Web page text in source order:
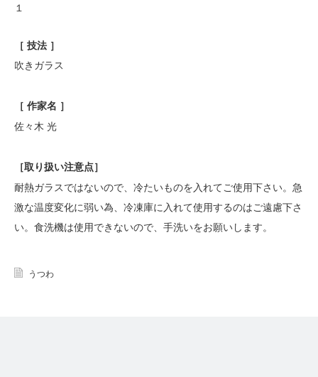
１
［ 技法 ］
吹きガラス
［ 作家名 ］
佐々木 光
［取り扱い注意点］
耐熱ガラスではないので、冷たいものを入れてご使用下さい。急
激な温度変化に弱い為、冷凍庫に入れて使用するのはご遠慮下さ
い。食洗機は使用できないので、手洗いをお願いします。
うつわ